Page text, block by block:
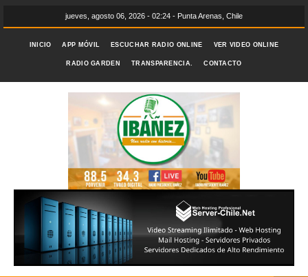
jueves, agosto 06, 2026 - 02:24 - Punta Arenas, Chile
INICIO APP MÓVIL ESCUCHAR RADIO ONLINE VER VIDEO ONLINE
RADIO GARDEN TRANSPARENCIA. CONTACTO